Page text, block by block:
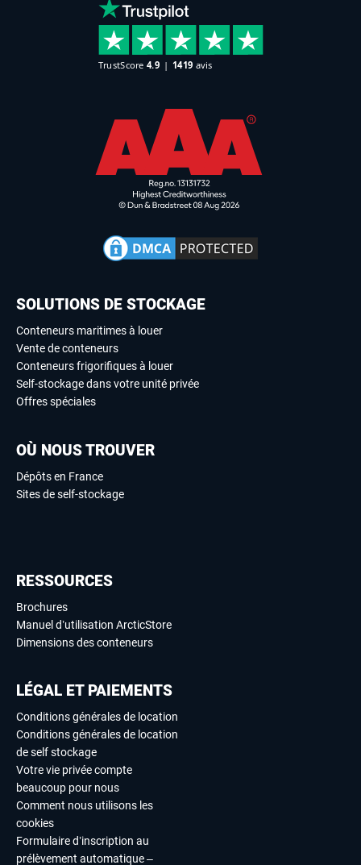
SOLUTIONS DE STOCKAGE
Conteneurs maritimes à louer
Vente de conteneurs
Conteneurs frigorifiques à louer
Self-stockage dans votre unité privée
Offres spéciales
OÙ NOUS TROUVER
Dépôts en France
Sites de self-stockage
RESSOURCES
Brochures
Manuel d’utilisation ArcticStore
Dimensions des conteneurs
LÉGAL ET PAIEMENTS
Conditions générales de location
Conditions générales de location
de self stockage
Votre vie privée compte
beaucoup pour nous
Comment nous utilisons les
cookies
Formulaire d’inscription au
prélèvement automatique –